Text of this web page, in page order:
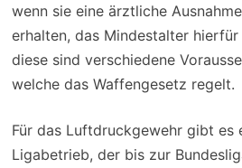
wenn sie eine ärztliche
erhalten, das Mindestalter
diese sind verschiedene
welche das Waffengesetz regelt.
Für das Luftdruckgewehr gibt es
Ligabetrieb, der bis zur